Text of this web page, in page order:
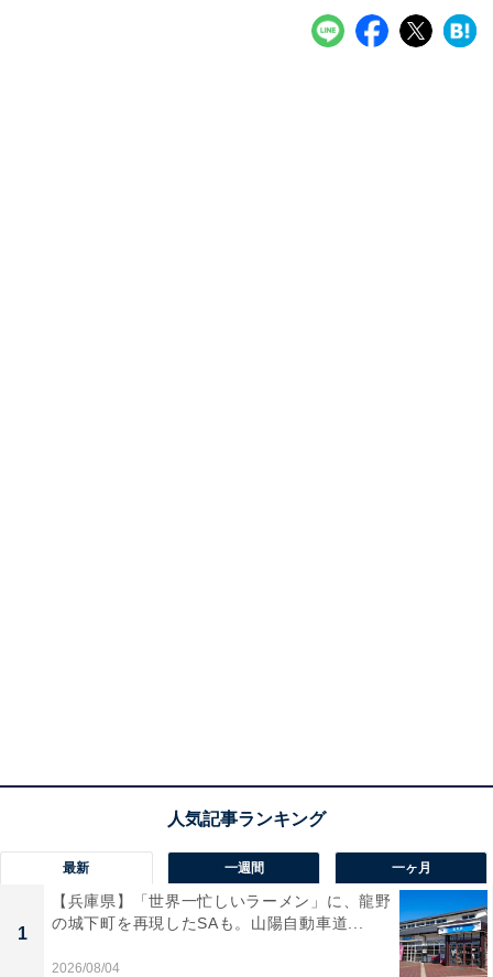
最新 一週間 一ヶ月
1
【兵庫県】「世界一忙しいラーメン」に、龍野
の城下町を再現したSAも。山陽自動車道...
2026/08/04